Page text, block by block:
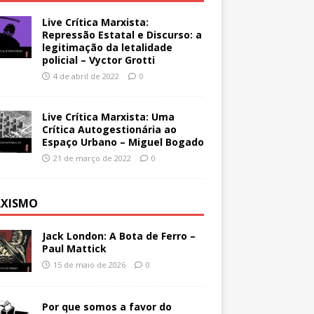
Live Crítica Marxista:
Repressão Estatal e Discurso: a
legitimação da letalidade
policial – Vyctor Grotti
4 de abril de 2022 0
Live Crítica Marxista: Uma
Crítica Autogestionária ao
Espaço Urbano – Miguel Bogado
21 de março de 2022 0
Jack London: A Bota de Ferro –
Paul Mattick
15 de maio de 2026 0
Por que somos a favor do